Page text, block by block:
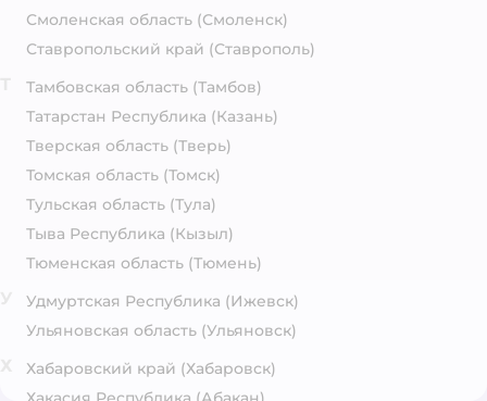
Смоленская область (Смоленск)
Ставропольский край (Ставрополь)
Тамбовская область (Тамбов)
Татарстан Республика (Казань)
Тверская область (Тверь)
Томская область (Томск)
Тульская область (Тула)
Тыва Республика (Кызыл)
Тюменская область (Тюмень)
Удмуртская Республика (Ижевск)
Ульяновская область (Ульяновск)
Хабаровский край (Хабаровск)